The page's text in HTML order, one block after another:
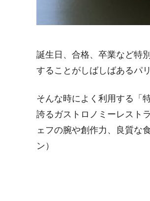
誕生日、合格、卒業など特
することがしばしばあるパ
そんな時によく利用する「
誇るガストロノミーレスト
ェフの腕や創作力、良質な
ン）